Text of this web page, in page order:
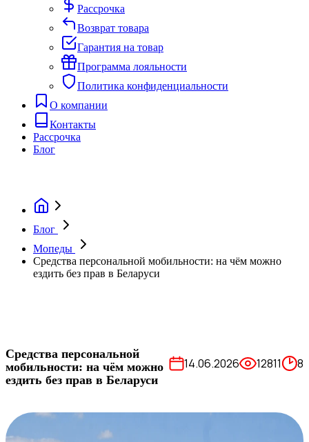
Рассрочка
Возврат товара
Гарантия на товар
Программа лояльности
Политика конфиденциальности
О компании
Контакты
Рассрочка
Блог
Блог
Мопеды
Средства персональной мобильности: на чём можно
ездить без прав в Беларуси
Средства персональной
мобильности: на чём можно
ездить без прав в Беларуси
14.06.2026 12811 8